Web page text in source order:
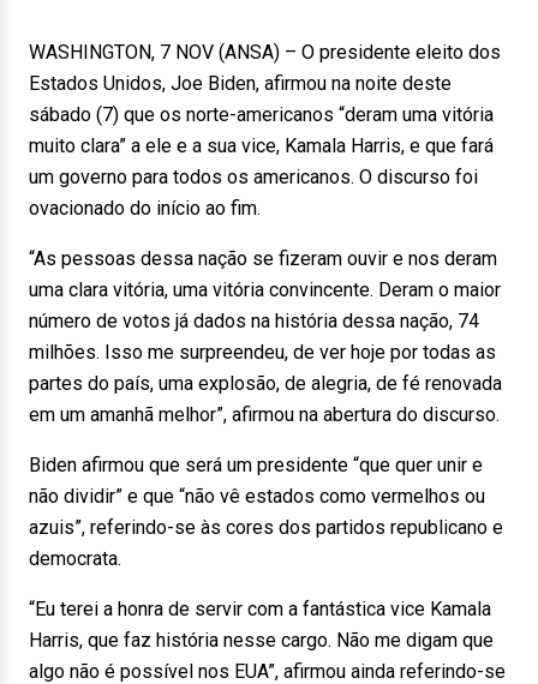
WASHINGTON, 7 NOV (ANSA) – O presidente eleito dos
Estados Unidos, Joe Biden, afirmou na noite deste
sábado (7) que os norte-americanos “deram uma vitória
muito clara” a ele e a sua vice, Kamala Harris, e que fará
um governo para todos os americanos. O discurso foi
ovacionado do início ao fim.
“As pessoas dessa nação se fizeram ouvir e nos deram
uma clara vitória, uma vitória convincente. Deram o maior
número de votos já dados na história dessa nação, 74
milhões. Isso me surpreendeu, de ver hoje por todas as
partes do país, uma explosão, de alegria, de fé renovada
em um amanhã melhor”, afirmou na abertura do discurso.
Biden afirmou que será um presidente “que quer unir e
não dividir” e que “não vê estados como vermelhos ou
azuis”, referindo-se às cores dos partidos republicano e
democrata.
“Eu terei a honra de servir com a fantástica vice Kamala
Harris, que faz história nesse cargo. Não me digam que
algo não é possível nos EUA”, afirmou ainda referindo-se